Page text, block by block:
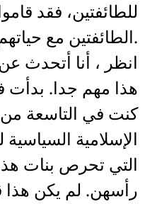
للطائفتين، فقد
الطائفتين مع حياتهم.
انظر ، أنا أتحدث
هذا مهم جدا. بدأت
كنت في التاسعة من
الإسلامية
التي تحرص بنات
رأسهن. لم يكن هذا